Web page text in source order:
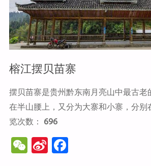
寨"
榕江摆贝苗寨
摆贝苗寨是贵州黔东南月亮山中最古老
在半山腰上，又分为大寨和小寨，分别
览次数： 696
W
Si